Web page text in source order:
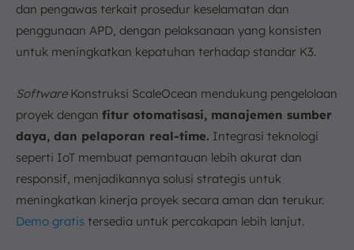
dan pengawas terkait prosedur keselamatan dan
penggunaan APD, dengan pelaksanaan yang konsisten
untuk meningkatkan kepatuhan terhadap standar K3.
SoftwareKonstruksi ScaleOcean mendukung pengelolaan
proyek dengan fitur otomatisasi, manajemen sumber
daya, dan pelaporan real-time. Integrasi teknologi
seperti IoT membuat pemantauan lebih akurat dan
responsif, menjadikannya solusi strategis untuk
meningkatkan kinerja proyek secara aman dan terukur.
Demo gratis tersedia untuk percakapan lebih lanjut.